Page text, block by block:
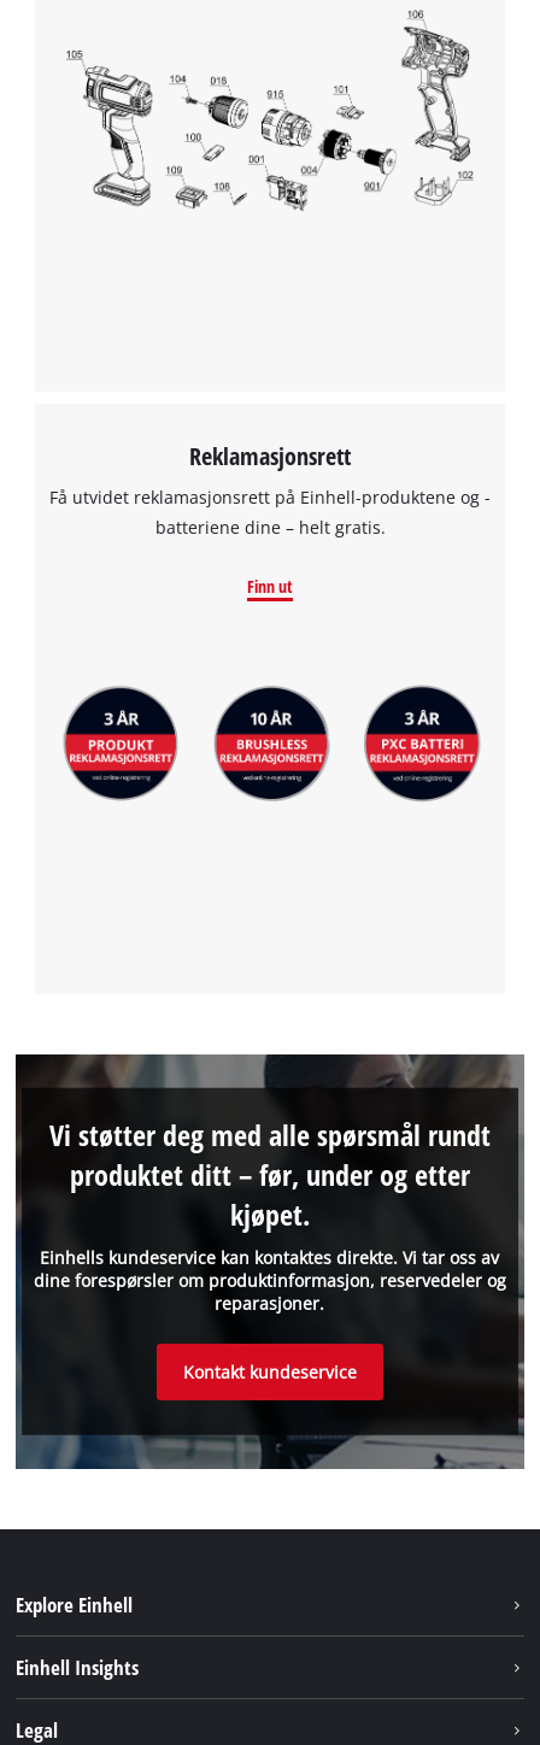
Google Maps service!
This content is not permitted to load due
to trackers that are not disclosed to the
visitor. The website owner needs to setup
the site with their CMP to add this content
to the list of technologies used.
Powered byUsercentrics Consent
Reklamasjonsrett
Få utvidet reklamasjonsrett på Einhell-produktene og -
batteriene dine – helt gratis.
Finn ut
Einhells kundeservice kan kontaktes direkte. Vi tar oss av
dine forespørsler om produktinformasjon, reservedeler og
reparasjoner.
Vi støtter deg med alle spørsmål rundt
produktet ditt – før, under og etter
kjøpet.
Kontakt kundeservice
Explore Einhell
Service
Einhell Insights
Legal